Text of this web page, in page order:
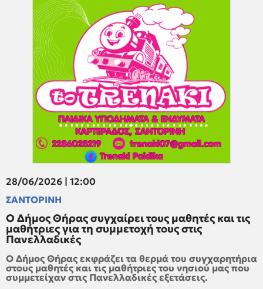
28/06/2026 | 12:00
ΣΑΝΤΟΡΙΝΗ
Ο Δήμος Θήρας συγχαίρει τους μαθητές και τις
μαθήτριες για τη συμμετοχή τους στις
Πανελλαδικές
Ο Δήμος Θήρας εκφράζει τα θερμά του συγχαρητήρια
στους μαθητές και τις μαθήτριες του νησιού μας που
συμμετείχαν στις Πανελλαδικές εξετάσεις.